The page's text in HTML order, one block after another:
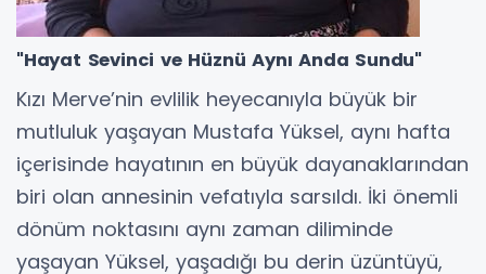
"Hayat Sevinci ve Hüznü Aynı Anda Sundu"
Kızı Merve’nin evlilik heyecanıyla büyük bir
mutluluk yaşayan Mustafa Yüksel, aynı hafta
içerisinde hayatının en büyük dayanaklarından
biri olan annesinin vefatıyla sarsıldı. İki önemli
dönüm noktasını aynı zaman diliminde
yaşayan Yüksel, yaşadığı bu derin üzüntüyü,